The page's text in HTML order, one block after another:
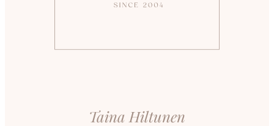
Taina Hiltunen